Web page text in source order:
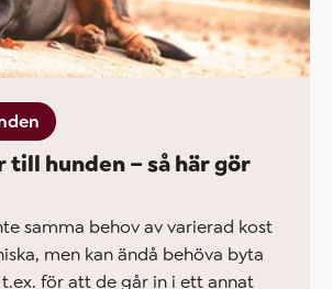
till hunden – så här gör
samma behov av varierad kost
men kan ändå behöva byta
för att de går in i ett annat